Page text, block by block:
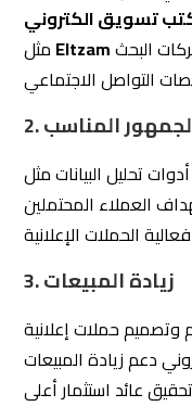
تسويق الكتروني
Eltzamضمان ظهور شركتك بشكل بارز على محركات البحث
المناسب
العملاء المحتملين
3. زيادة المبيعات
حملات إعلانية
دعم زيادة المبيعات